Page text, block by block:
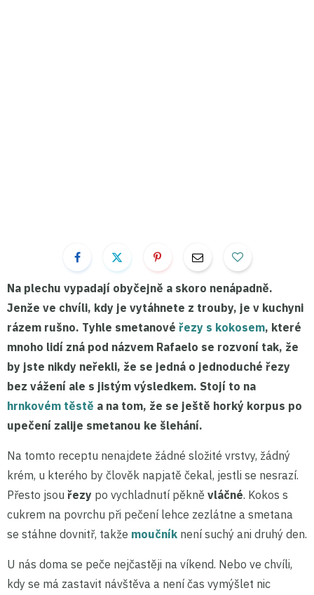
Na plechu vypadají obyčejně a skoro nenápadně.
Jenže ve chvíli, kdy je vytáhnete z trouby, je v kuchyni
rázem rušno. Tyhle smetanové řezy s kokosem, které
mnoho lidí zná pod názvem Rafaelo se rozvoní tak, že
by jste nikdy neřekli, že se jedná o jednoduché řezy
bez vážení ale s jistým výsledkem. Stojí to na
hrnkovém těstě a na tom, že se ještě horký korpus po
upečení zalije smetanou ke šlehání.
Na tomto receptu nenajdete žádné složité vrstvy, žádný
krém, u kterého by člověk napjatě čekal, jestli se nesrazí.
Přesto jsou řezy po vychladnutí pěkně vláčné. Kokos s
cukrem na povrchu při pečení lehce zezlátne a smetana
se stáhne dovnitř, takže moučník není suchý ani druhý den.
U nás doma se peče nejčastěji na víkend. Nebo ve chvíli,
kdy se má zastavit návštěva a není čas vymýšlet nic